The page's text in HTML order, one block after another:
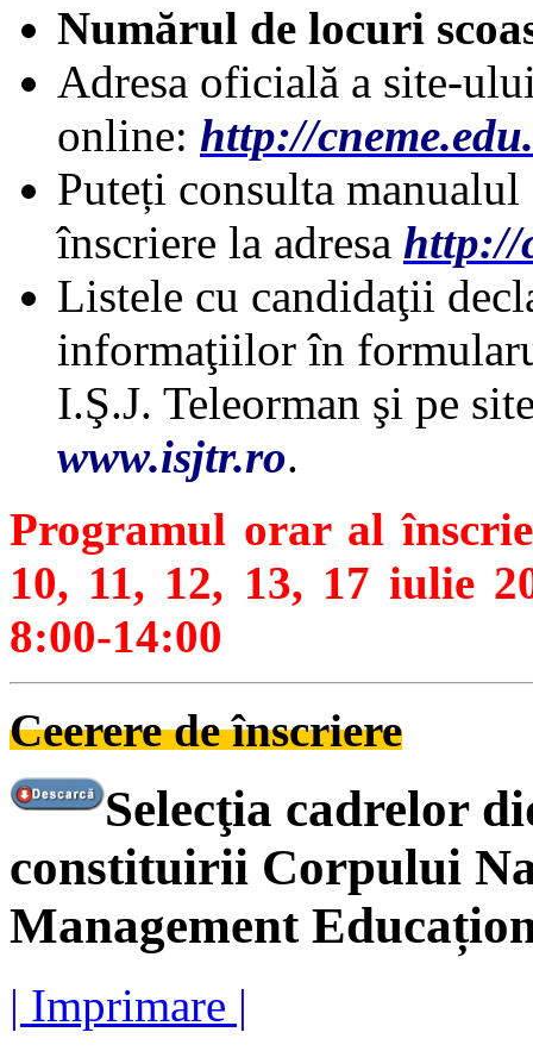
Numărul de locuri
Adresa oficială a site-
online: http://
Puteți consulta
înscriere la adresa http://
Listele cu candidaţii
informaţiilor în
I.Ş.J. Teleorman şi pe
www.isjtr.ro.
Programul orar al
10, 11, 12, 13, 17 iulie
8:00-14:00
Ceerere de înscriere
Selecţia cadrelor
constituirii Corpului
Management
| Imprimare |